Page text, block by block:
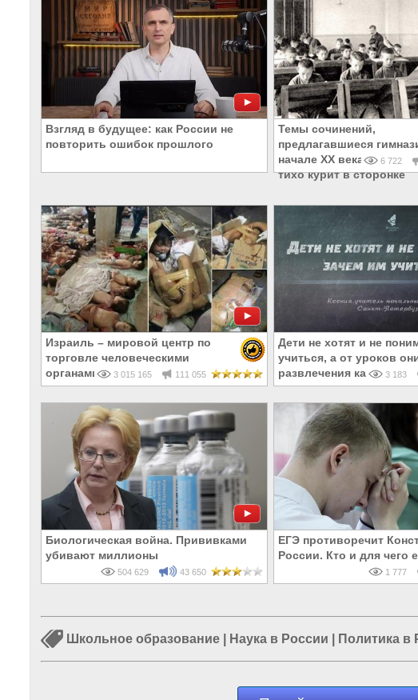
Взгляд в будущее: как России не
повторить ошибок прошлого
Темы сочинений,
предлагавшиеся
начале XX века.
тихо курит в сторонке
6 722
Израиль – мировой центр по
торговле человеческими
органами
3 015 165 111 055
Дети не хотят и не
учиться, а от уроков
развлечения как от3 183
Биологическая война. Прививками
убивают миллионы
504 629 43 650
ЕГЭ противоречит
России. Кто и для чего
1 777
Школьное образование Наука в России Политика в